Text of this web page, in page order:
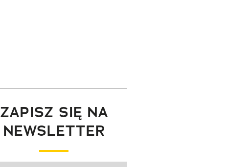
ZAPISZ SIĘ NA
NEWSLETTER